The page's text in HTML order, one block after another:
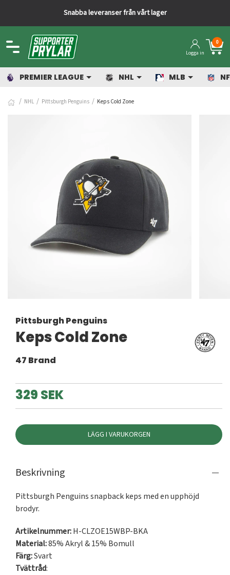
Snabba leveranser från vårt lager
Logga in
0
PREMIER LEAGUE NHL MLB
NHL Pittsburgh Penguins Keps Cold Zone
Pittsburgh Penguins
Keps Cold Zone
47 Brand
329 SEK
LÄGG I VARUKORGEN
Beskrivning
Pittsburgh Penguins snapback keps med en upphöjd
brodyr.
Artikelnummer:H-CLZOE15WBP-BKA
Material:85% Akryl & 15% Bomull
Färg:Svart
Tvättråd: